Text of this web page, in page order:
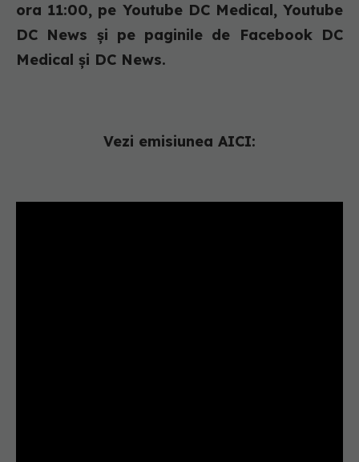
ora 11:00, pe Youtube DC Medical, Youtube
DC News și pe paginile de Facebook DC
Medical și DC News.
Vezi emisiunea AICI: